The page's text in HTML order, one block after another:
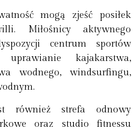
mogą zjeść posiłek
Miłośnicy aktywnego
centrum sportów
uprawianie kajakarstwa,
wodnego, windsurfingu,
również strefa odnowy
oraz studio fitnessu